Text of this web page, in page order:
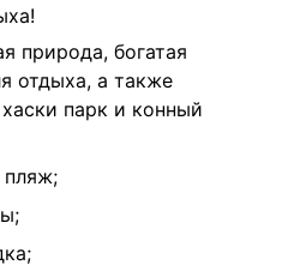
природа, богатая
отдыха, а также
парк и конный
пляж;